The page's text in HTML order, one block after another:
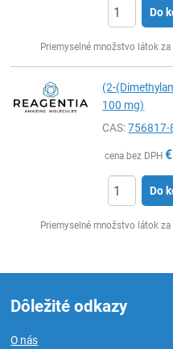
Do
Priemyselné množstvo látok za
(2-
100 mg)
CAS:756817-
cena bez DPH €
Do
Priemyselné množstvo látok za
Dôležité odkazy
O nás